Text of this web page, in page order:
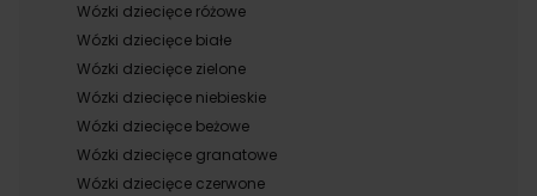
Wózki dziecięce różowe
Wózki dziecięce białe
Wózki dziecięce zielone
Wózki dziecięce niebieskie
Wózki dziecięce beżowe
Wózki dziecięce granatowe
Wózki dziecięce czerwone